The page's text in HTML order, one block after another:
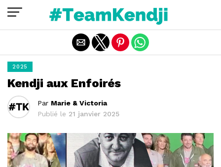
2025
Kendji aux Enfoirés
Par Marie & Victoria
Publié le 21 janvier 2025
Quitter la version mobile